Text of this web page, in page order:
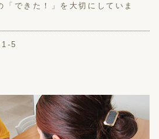
「できた！」を大切にしていま
5